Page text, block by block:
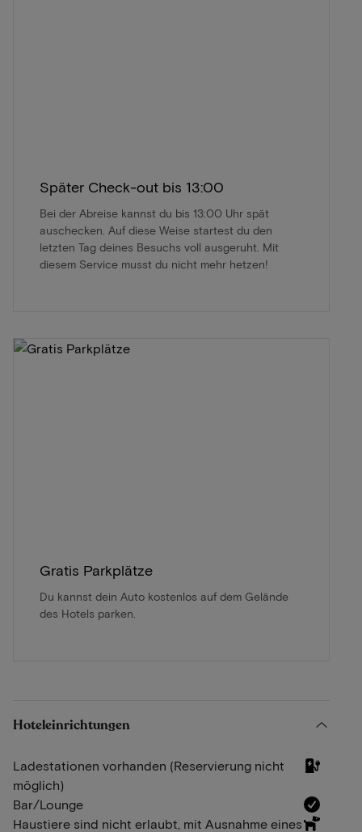
Später Check-out bis 13:00
Bei der Abreise kannst du bis 13:00 Uhr spät
auschecken. Auf diese Weise startest du den
letzten Tag deines Besuchs voll ausgeruht. Mit
diesem Service musst du nicht mehr hetzen!
Gratis Parkplätze
Du kannst dein Auto kostenlos auf dem Gelände
des Hotels parken.
Hoteleinrichtungen
Ladestationen vorhanden (Reservierung nicht
möglich)
Bar/Lounge
Haustiere sind nicht erlaubt, mit Ausnahme eines